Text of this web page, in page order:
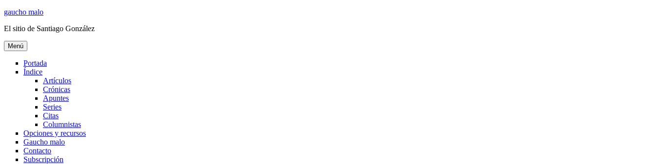
Ir
contenido
gaucho malo
El sitio de Santiago González
Menú
Portada
Índice
Artículos
Crónicas
Apuntes
Series
Citas
Columnistas
Opciones y recursos
Gaucho malo
Contacto
Subscripción